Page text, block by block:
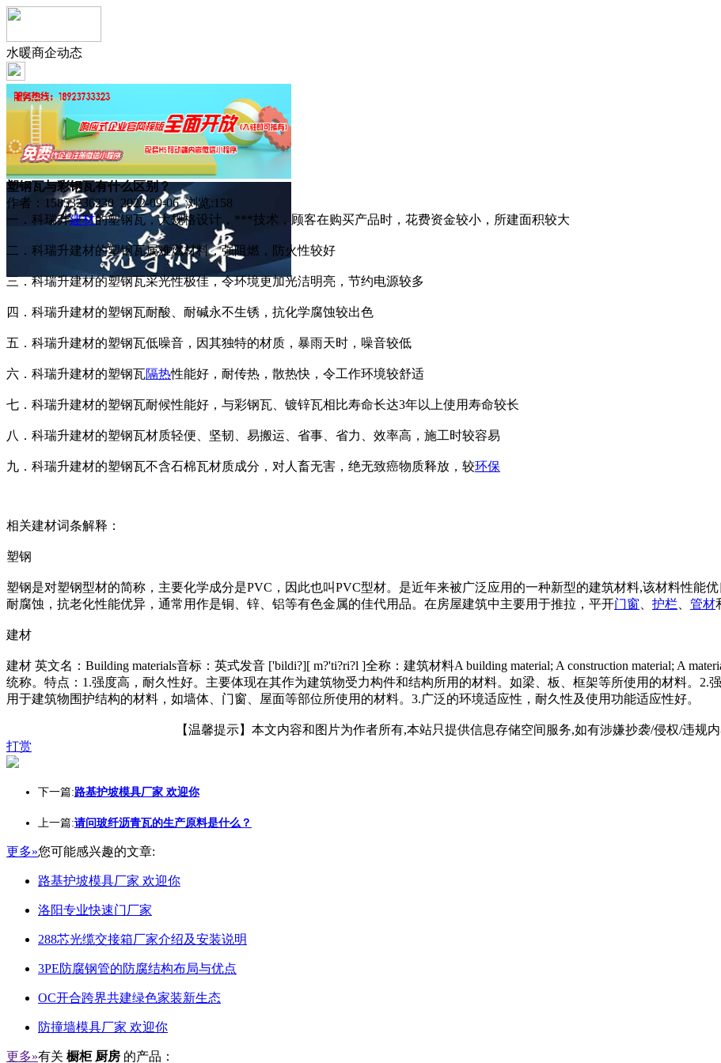
水暖商企动态
塑钢瓦与彩钢瓦有什么区别？
作者：15853236230 2022-09-06 浏览:158
一．科瑞升建材的塑钢瓦，大规格设计，***技术，顾客在购买产品时，花费资金较小，所建面积较大
二．科瑞升建材的塑钢瓦属难燃材料，强阻燃，防火性较好
三．科瑞升建材的塑钢瓦采光性极佳，令环境更加光洁明亮，节约电源较多
四．科瑞升建材的塑钢瓦耐酸、耐碱永不生锈，抗化学腐蚀较出色
五．科瑞升建材的塑钢瓦低噪音，因其独特的材质，暴雨天时，噪音较低
六．科瑞升建材的塑钢瓦隔热性能好，耐传热，散热快，令工作环境较舒适
七．科瑞升建材的塑钢瓦耐候性能好，与彩钢瓦、镀锌瓦相比寿命长达3年以上使用寿命较长
八．科瑞升建材的塑钢瓦材质轻便、坚韧、易搬运、省事、省力、效率高，施工时较容易
九．科瑞升建材的塑钢瓦不含石棉瓦材质成分，对人畜无害，绝无致癌物质释放，较环保
相关建材词条解释：
塑钢
塑钢是对塑钢型材的简称，主要化学成分是PVC，因此也叫PVC型材。是近年来被广泛应用的一种新型的建筑材料,该材料性能
耐腐蚀，抗老化性能优异，通常用作是铜、锌、铝等有色金属的佳代用品。在房屋建筑中主要用于推拉，平开门窗 护栏 管材
建材
建材 英文名：Building materials音标：英式发音 ['bildi?][ m?'ti?ri?l ]全称：建筑材料A building material; A construction material; A
统称。特点：1.强度高，耐久性好。主要体现在其作为建筑物受力构件和结构所用的材料。如梁、板、框架等所使用的材料。2.
用于建筑物围护结构的材料，如墙体、门窗、屋面等部位所使用的材料。3.广泛的环境适应性，耐久性及使用功能适应性好。
【温馨提示】本文内容和图片为作者所有,本站只提供信息存储空间服务,如有涉嫌抄袭/侵权/违规内
打赏
下一篇:路基护坡模具厂家 欢迎你
上一篇:请问玻纤沥青瓦的生产原料是什么？
更多»您可能感兴趣的文章:
路基护坡模具厂家 欢迎你
洛阳专业快速门厂家
288芯光缆交接箱厂家介绍及安装说明
3PE防腐钢管的防腐结构布局与优点
OC开合跨界共建绿色家装新生态
防撞墙模具厂家 欢迎你
更多»有关 橱柜 厨房 的产品：